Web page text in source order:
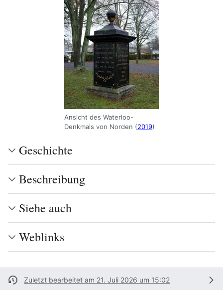
Ansicht des Waterloo-
Denkmals von Norden (2019)
Geschichte
Beschreibung
Siehe auch
Weblinks
Zuletzt bearbeitet am 21. Juli 2026 um 15:02